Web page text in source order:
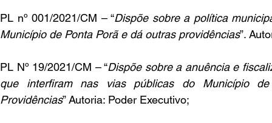
PL nº 001/2021/CM – “Dispõe sobre a política
Município de Ponta Porã e dá outras providências”.
PL Nº 19/2021/CM – “Dispõe sobre a anuência e
que interfiram nas vias públicas do Município
Providências” Autoria: Poder Executivo;